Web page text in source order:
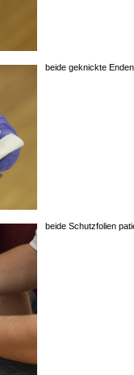
beide geknickte
beide Schutzfolien